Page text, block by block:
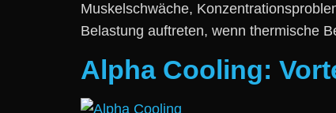
Muskelschwäche,
Belastung auftreten, w‬enn thermische
Alpha Cooling: